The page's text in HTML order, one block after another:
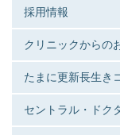
採用情報
クリニックからの
たまに更新長生き
セントラル・ドク